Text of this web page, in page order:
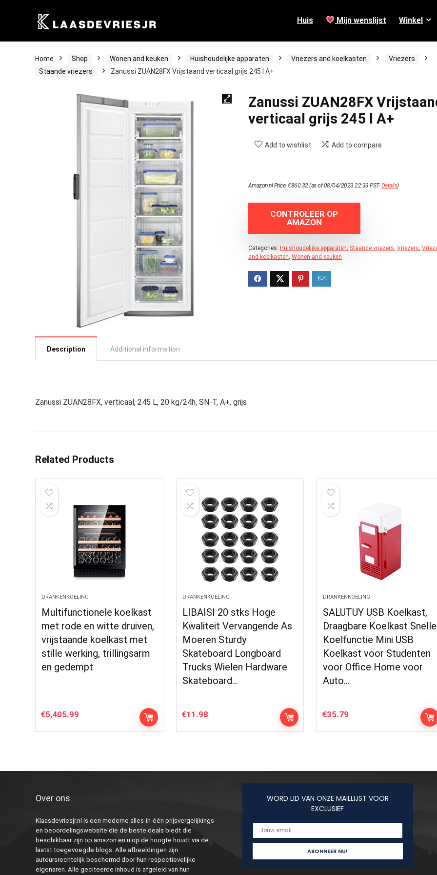
Huis Mijn wenslijst Winkel
Home Shop Wonen and keuken Huishoudelijke apparaten Vriezers and koelkasten
Vriezers
Staande vriezers
Zanussi ZUAN28FX Vrijstaand verticaal grijs 245 l A+
Zanussi ZUAN28FX
verticaal grijs 245 l A+
Add to wishlist Add to compare
Amazon.nl Price:€860.32 (as of 08/04/2023 22:33 PST-Details)
CONTROLEER OP
AMAZON
Categories: Huishoudelijke apparaten, Staande vriezers, Vriezers,
and koelkasten, Wonen and keuken
Description Additional information
Zanussi ZUAN28FX, verticaal, 245 L, 20 kg/24h, SN-T, A+, grijs
Related Products
DRANKENKOELING
Multifunctionele koelkast
met rode en witte druiven,
vrijstaande koelkast met
stille werking, trillingsarm
en gedempt
€5,405.99
DRANKENKOELING
LIBAISI 20 stks Hoge
Kwaliteit Vervangende As
Moeren Sturdy
Skateboard Longboard
Trucks Wielen Hardware
Skateboard…
€11.98
DRANKENKOELING
SALUTUY USB Koelkast,
Draagbare Koelkast Snelle
Koelfunctie Mini USB
Koelkast voor Studenten
voor Office Home voor
Auto…
€35.79
Over ons
Klaasdevriesjr.nl is een moderne alles-in-één prijsvergelijkings-
en beoordelingswebsite die de beste deals biedt die
beschikbaar zijn op amazon en u op de hoogte houdt via de
laatst toegevoegde blogs. Alle afbeeldingen zijn
auteursrechtelijk beschermd door hun respectievelijke
eigenaren. Alle geciteerde inhoud is afgeleid van hun
WORD LID VAN ONZE MAILLIJST VOOR
EXCLUSIEF